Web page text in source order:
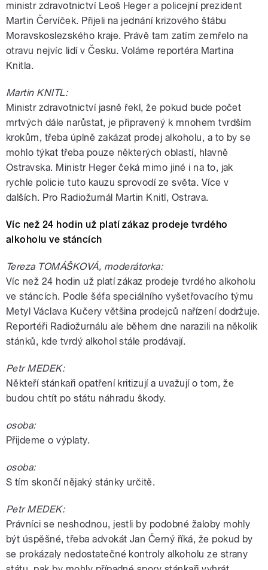
ministr zdravotnictví Leoš Heger a policejní prezident
Martin Červíček. Přijeli na jednání krizového štábu
Moravskoslezského kraje. Právě tam zatím zemřelo na
otravu nejvíc lidí v Česku. Voláme reportéra Martina
Knitla.
Martin KNITL:
Ministr zdravotnictví jasně řekl, že pokud bude počet
mrtvých dále narůstat, je připravený k mnohem tvrdším
krokům, třeba úplně zakázat prodej alkoholu, a to by se
mohlo týkat třeba pouze některých oblastí, hlavně
Ostravska. Ministr Heger čeká mimo jiné i na to, jak
rychle policie tuto kauzu sprovodí ze světa. Více v
dalších. Pro Radiožurnál Martin Knitl, Ostrava.
Víc než 24 hodin už platí zákaz prodeje tvrdého
alkoholu ve stáncích
Tereza TOMÁŠKOVÁ, moderátorka:
Víc než 24 hodin už platí zákaz prodeje tvrdého alkoholu
ve stáncích. Podle šéfa speciálního vyšetřovacího týmu
Metyl Václava Kučery většina prodejců nařízení dodržuje.
Reportéři Radiožurnálu ale během dne narazili na několik
stánků, kde tvrdý alkohol stále prodávají.
Petr MEDEK:
Někteří stánkaři opatření kritizují a uvažují o tom, že
budou chtít po státu náhradu škody.
osoba:
Přijdeme o výplaty.
osoba:
S tím skončí nějaký stánky určitě.
Petr MEDEK:
Právníci se neshodnou, jestli by podobné žaloby mohly
být úspěšné, třeba advokát Jan Černý říká, že pokud by
se prokázaly nedostatečné kontroly alkoholu ze strany